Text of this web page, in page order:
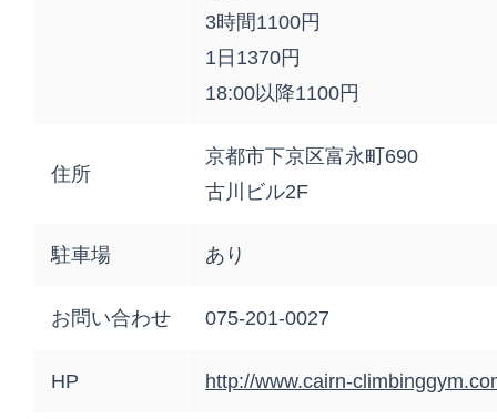
3時間1100円
1日1370円
18:00以降1100円
住所
京都市下京区富永町690
古川ビル2F
駐車場 あり
お問い合わせ 075-201-0027
HP http://www.cairn-